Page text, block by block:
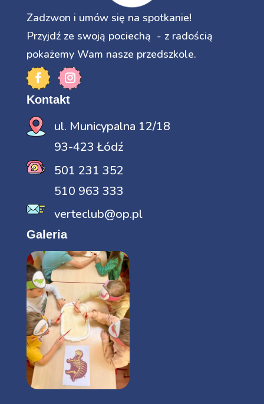
Zadzwon i umów się na spotkanie!
Przyjdź ze swoją pociechą - z radością
pokażemy Wam nasze przedszkole.
Kontakt
ul. Municypalna 12/18
93-423 Łódź
501 231 352
510 963 333
verteclub@op.pl
Galeria